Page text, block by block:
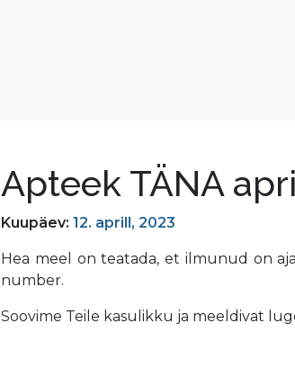
Apteek TÄNA
Kuupäev: 12. aprill, 2023
Hea meel on teatada, et ilmunud on
number.
Soovime Teile kasulikku ja meeldivat